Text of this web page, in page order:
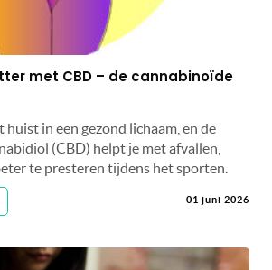
met CBD – de cannabinoïde
huist in een gezond lichaam, en de
(CBD) helpt je met afvallen,
te presteren tijdens het sporten.
01 juni 2026